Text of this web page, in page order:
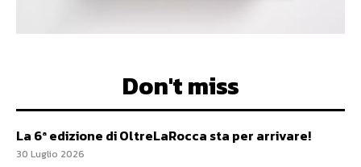
Don't miss
La 6ª edizione di OltreLaRocca sta per arrivare!
30 Luglio 2026